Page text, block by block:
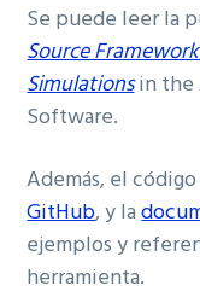
Se puede leer la
Source
Simulationsin the
Software.
Además, el
GitHub, y la
ejemplos y
herramienta.